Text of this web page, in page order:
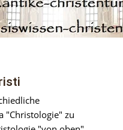
"Christologie" zu